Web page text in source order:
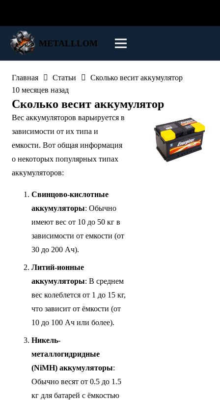
METALLLOM
Главная Статьи
Сколько весит аккумулятор
10 месяцев назад
Сколько весит аккумулятор
Вес аккумуляторов варьируется в
зависимости от их типа и
емкости. Вот общая информация
о некоторых популярных типах
аккумуляторов:
Свинцово-кислотные
аккумуляторы: Обычно
имеют вес от 10 до 50 кг в
зависимости от емкости (от
30 до 200 Ач).
Литий-ионные
аккумуляторы: В среднем
вес колеблется от 1 до 15 кг,
что зависит от ёмкости (от
10 до 100 Ач или более).
Никель-
металлогидридные
(NiMH) аккумуляторы:
Обычно весят от 0.5 до 1.5
кг для батарей с ёмкостью